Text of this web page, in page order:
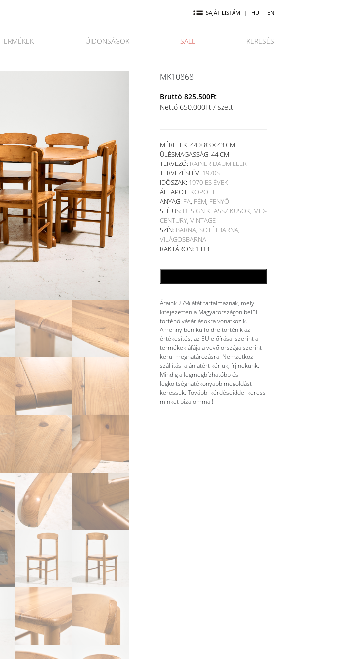
SAJÁT LISTÁM | HU EN
TERMÉKEK ÚJDONSÁGOK SALE KERESÉS
MK10868
Bruttó 825.500Ft
Nettó 650.000Ft / szett
MÉRETEK: 44 × 83 × 43 CM
ÜLÉSMAGASSÁG: 44 CM
TERVEZŐ: RAINER DAUMILLER
TERVEZÉSI ÉV: 1970S
IDŐSZAK: 1970-ES ÉVEK
ÁLLAPOT: KOPOTT
ANYAG: FA, FÉM, FENYŐ
STÍLUS: DESIGN KLASSZIKUSOK, MID-
CENTURY, VINTAGE
SZÍN: BARNA, SÖTÉTBARNA,
VILÁGOSBARNA
RAKTÁRON: 1 DB
Áraink 27% áfát tartalmaznak, mely
kifejezetten a Magyarországon belül
történő vásárlásokra vonatkozik.
Amennyiben külföldre történik az
értékesítés, az EU előírásai szerint a
termékek áfája a vevő országa szerint
kerül meghatározásra. Nemzetközi
szállítási ajánlatért kérjük, írj nekünk.
Mindig a legmegbízhatóbb és
legköltséghatékonyabb megoldást
keressük. További kérdéseiddel keress
minket bizalommal!